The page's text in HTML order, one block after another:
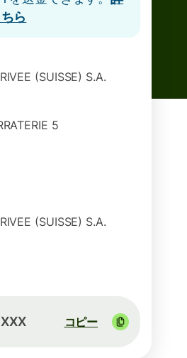
ら
(SUISSE) S.A.
5
(SUISSE) S.A.
コピー